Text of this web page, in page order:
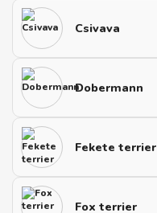
Csivava
Dobermann
Fekete terrier
Fox terrier